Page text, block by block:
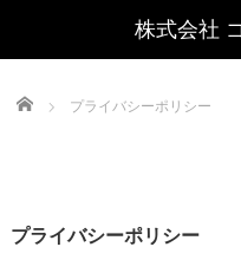
Home プライバシーポリシー
プライバシーポリシー